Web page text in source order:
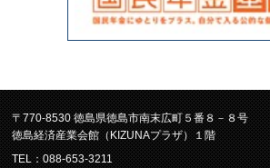
〒770-8530 徳島県徳島市南末広町５番８－８号
徳島経済産業会館（KIZUNAプラザ）１階
TEL：088-653-3211